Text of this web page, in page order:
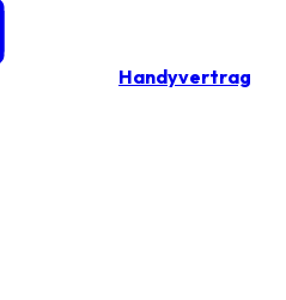
Handyvertrag